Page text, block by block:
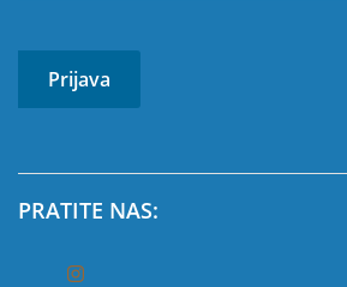
PRATITE NAS: